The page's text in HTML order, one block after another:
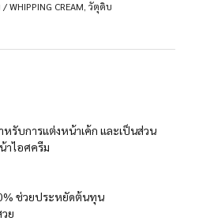
CREAM วัตุดิบ
รับการแต่งหน้าเค้ก และเป็นส่วน
าไอศครีม
ช่วยประหยัดต้นทุน
ย